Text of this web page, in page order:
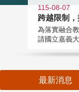
115-08-07
跨越限制
為落實融合
請國立嘉義大
最新消息